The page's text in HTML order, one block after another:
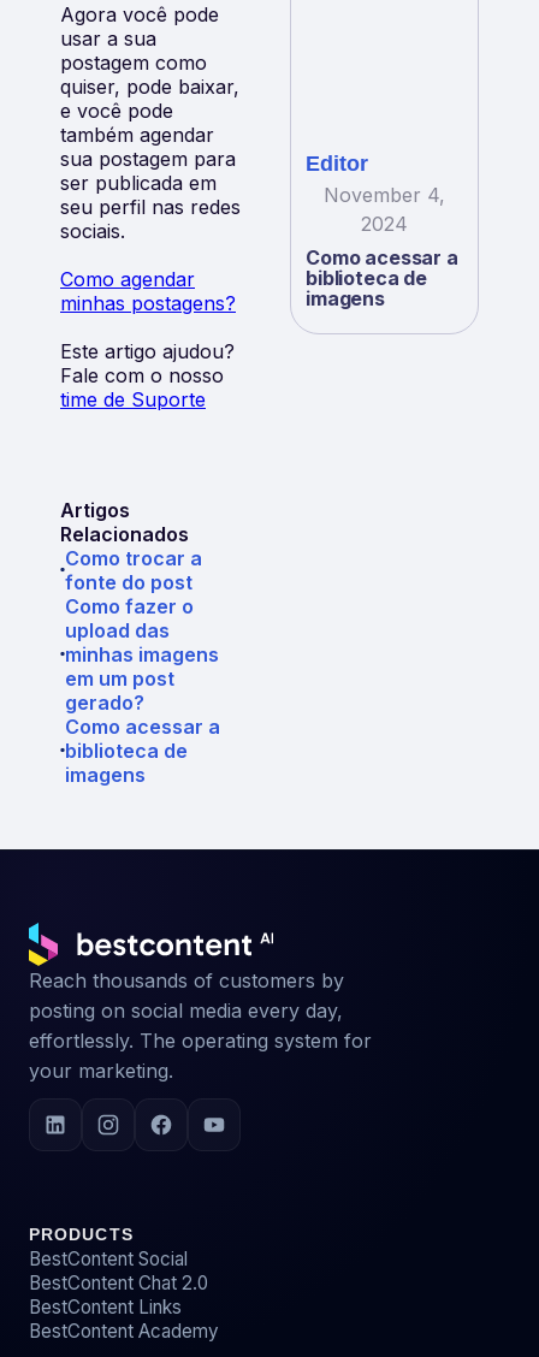
Agora você pode
usar a sua
postagem como
quiser, pode baixar,
e você pode
também agendar
sua postagem para
ser publicada em
seu perfil nas redes
sociais.
Como agendar
minhas postagens?
Este artigo ajudou?
Fale com o nosso
time de Suporte
Artigos
Relacionados
Como trocar a
fonte do post
Como fazer o
upload das
minhas imagens
em um post
gerado?
Como acessar a
biblioteca de
imagens
Editor
November 4,
2024
Como acessar a
biblioteca de
imagens
Reach thousands of customers by
posting on social media every day,
effortlessly. The operating system for
your marketing.
PRODUCTS
BestContent Social
BestContent Chat 2.0
BestContent Links
BestContent Academy